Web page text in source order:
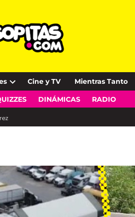
Open
dropdown
Cine y TV Mientras Tanto
DINÁMICAS RADIO